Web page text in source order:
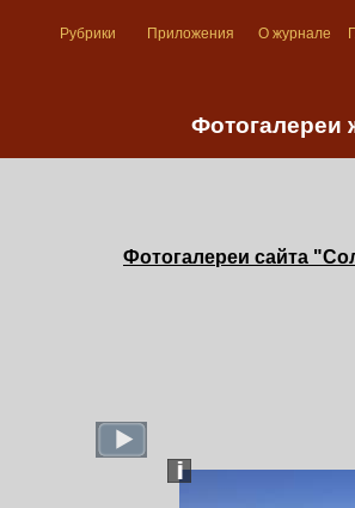
Рубрики Приложения О журнале
Фотогалереи
Фотогалереи сайта